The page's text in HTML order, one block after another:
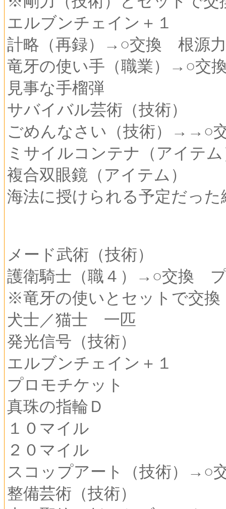
エルブンチェイン＋１
計略（再録）→○交換 根源
竜牙の使い手（職業）→○交
見事な手榴弾
サバイバル芸術（技術）
ごめんなさい（技術）→→○
ミサイルコンテナ（アイテ
複合双眼鏡（アイテム）
海法に授けられる予定だっ
メード武術（技術）
護衛騎士（職４）→○交換
※竜牙の使いとセットで交換
犬士／猫士 一匹
発光信号（技術）
エルブンチェイン＋１
プロモチケット
真珠の指輪Ｄ
１０マイル
２０マイル
スコップアート（技術）→○
整備芸術（技術）